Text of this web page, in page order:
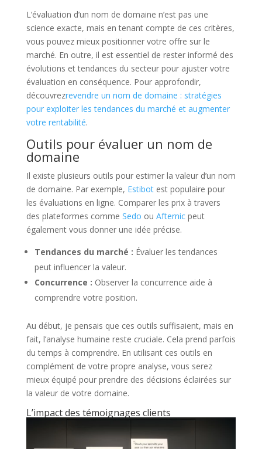
L’évaluation d’un nom de domaine n’est pas une
science exacte, mais en tenant compte de ces critères,
vous pouvez mieux positionner votre offre sur le
marché. En outre, il est essentiel de rester informé des
évolutions et tendances du secteur pour ajuster votre
évaluation en conséquence. Pour approfondir,
découvrezrevendre un nom de domaine : stratégies
pour exploiter les tendances du marché et augmenter
votre rentabilité.
Outils pour évaluer un nom de
domaine
Il existe plusieurs outils pour estimer la valeur d’un nom
de domaine. Par exemple, Estibotest populaire pour
les évaluations en ligne. Comparer les prix à travers
des plateformes comme Sedo ou Afternicpeut
également vous donner une idée précise.
Tendances du marché : Évaluer les tendances
peut influencer la valeur.
Concurrence : Observer la concurrence aide à
comprendre votre position.
Au début, je pensais que ces outils suffisaient, mais en
fait, l’analyse humaine reste cruciale. Cela prend parfois
du temps à comprendre. En utilisant ces outils en
complément de votre propre analyse, vous serez
mieux équipé pour prendre des décisions éclairées sur
la valeur de votre domaine.
L’impact des témoignages clients